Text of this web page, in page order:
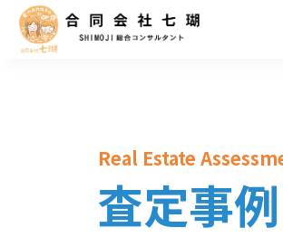
Real Estate
査定事例